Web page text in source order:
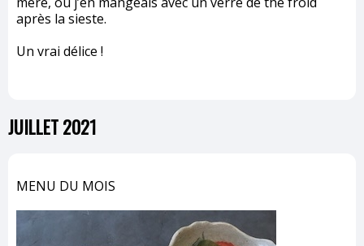
après la sieste.
Un vrai délice !
JUILLET 2021
MENU DU MOIS